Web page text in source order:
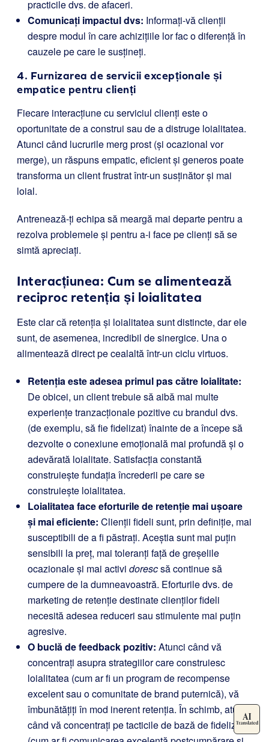
practicile dvs. de afaceri.
Comunicați impactul dvs: Informați-vă clienții
despre modul în care achizițiile lor fac o diferență în
cauzele pe care le susțineți.
4. Furnizarea de servicii excepționale și
empatice pentru clienți
Fiecare interacțiune cu serviciul clienți este o
oportunitate de a construi sau de a distruge loialitatea.
Atunci când lucrurile merg prost (și ocazional vor
merge), un răspuns empatic, eficient și generos poate
transforma un client frustrat într-un susținător și mai
loial.
Antrenează-ți echipa să meargă mai departe pentru a
rezolva problemele și pentru a-i face pe clienți să se
simtă apreciați.
Interacțiunea: Cum se alimentează
reciproc retenția și loialitatea
Este clar că retenția și loialitatea sunt distincte, dar ele
sunt, de asemenea, incredibil de sinergice. Una o
alimentează direct pe cealaltă într-un ciclu virtuos.
Retenția este adesea primul pas către loialitate:
De obicei, un client trebuie să aibă mai multe
experiențe tranzacționale pozitive cu brandul dvs.
(de exemplu, să fie fidelizat) înainte de a începe să
dezvolte o conexiune emoțională mai profundă și o
adevărată loialitate. Satisfacția constantă
construiește fundația încrederii pe care se
construiește loialitatea.
Loialitatea face eforturile de retenție mai ușoare
și mai eficiente: Clienții fideli sunt, prin definiție, mai
susceptibili de a fi păstrați. Aceștia sunt mai puțin
sensibili la preț, mai toleranți față de greșelile
ocazionale și mai activi dorescsă continue să
cumpere de la dumneavoastră. Eforturile dvs. de
marketing de retenție destinate clienților fideli
necesită adesea reduceri sau stimulente mai puțin
agresive.
O buclă de feedback pozitiv: Atunci când vă
concentrați asupra strategiilor care construiesc
loialitatea (cum ar fi un program de recompense
excelent sau o comunitate de brand puternică), vă
îmbunătățiți în mod inerent retenția. În schimb, atunci
când vă concentrați pe tacticile de bază de fidelizare